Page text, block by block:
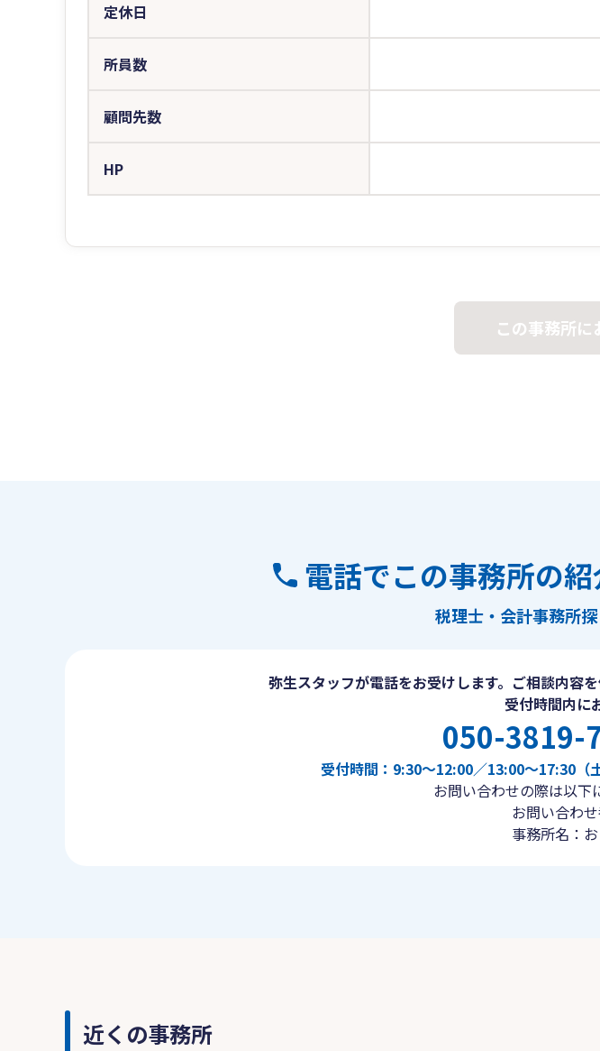
定休日
所員数
顧問先数
HP
この事務所に
電話でこの事務所の
税理士・会計事務所
弥生スタッフが電話をお受けします。ご相談内容
受付時間内に
050-3819-
受付時間：9:30〜12:00／13:00〜17:30（
お問い合わせの際は以下
お問い合わ
事務所名：
近くの事務所